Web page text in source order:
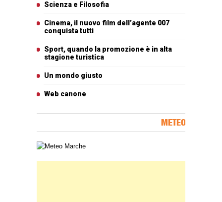
Scienza e Filosofia
Cinema, il nuovo film dell’agente 007
conquista tutti
Sport, quando la promozione è in alta
stagione turistica
Un mondo giusto
Web canone
METEO
Carta meteorologica delle Marche